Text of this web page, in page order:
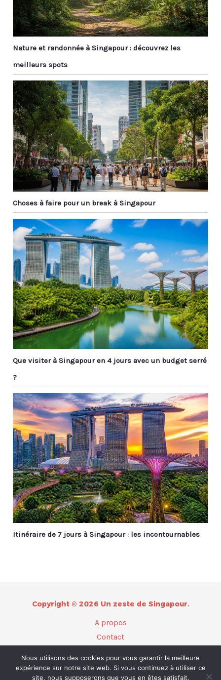
Nature et randonnée à Singapour : découvrez les
meilleurs spots
Choses à faire pour un break à Singapour
Que visiter à Singapour en 4 jours avec un budget serré
?
Itinéraire de 7 jours à Singapour : les incontournables
Copyright © 2026 Un zeste de Singapour.
A propos
Contact
Mentions légales
Nous utilisons des cookies pour vous garantir la meilleure
expérience sur notre site web. Si vous continuez à utiliser ce
site, nous supposerons que vous en êtes satisfait.